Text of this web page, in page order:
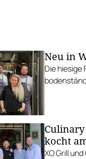
Neu in
Die
kocht
XO Grill